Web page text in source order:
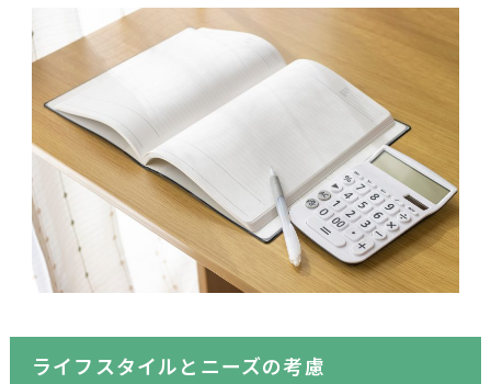
ライフスタイルとニーズの考慮